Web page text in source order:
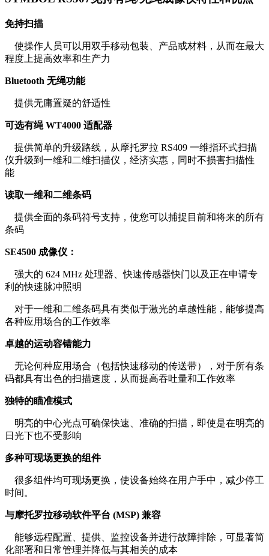
免持扫描
使操作人员可以用双手移动包装、产品或材料，从而在最大
程度上提高效率和生产力
Bluetooth 无绳功能
提供无庸置疑的舒适性
可选有绳 WT4000 适配器
提供简单的升级路线，从摩托罗拉 RS409 一维指环式扫描
仪升级到一维和二维扫描仪，经济实惠，同时不损害扫描性
能
读取一维和二维条码
提供全面的条码符号支持，使您可以捕捉目前和将来的所有
条码
SE4500 成像仪：
强大的 624 MHz 处理器、快速传感器快门以及正在申请专
利的快速脉冲照明
对于一维和二维条码具有类似于激光的卓越性能，能够提高
各种应用场合的工作效率
卓越的运动容错能力
无论何种应用场合（包括快速移动的传送带），对于所有条
码都具有出色的扫描速度，从而提高吞吐量和工作效率
独特的瞄准模式
明亮的中心光点可确保快速、准确的扫描，即使是在明亮的
日光下也不受影响
多种可现场更换的组件
很多组件均可现场更换，使设备始终在用户手中，减少停工
时间。
与摩托罗拉移动软件平台 (MSP) 兼容
能够远程配置、提供、监控设备并进行故障排除，可显著简
化部署和日常管理并降低与其相关的成本